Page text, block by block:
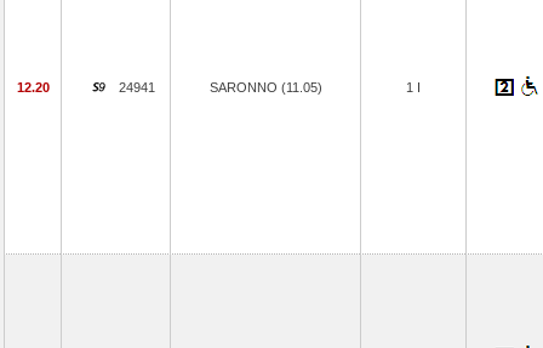
12.20 24941 SARONNO (11.05) 1 I